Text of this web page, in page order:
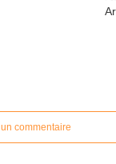
commentaire